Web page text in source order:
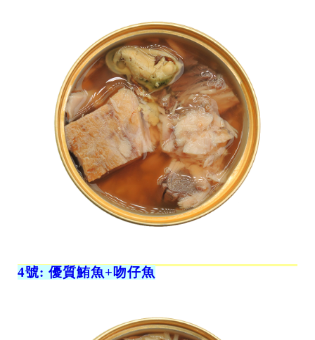
4號: 優質鮪魚+吻仔魚
記住帳號